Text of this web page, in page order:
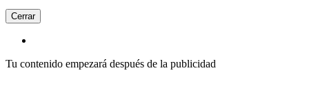
Cerrar
Tu contenido empezará después de la publicidad